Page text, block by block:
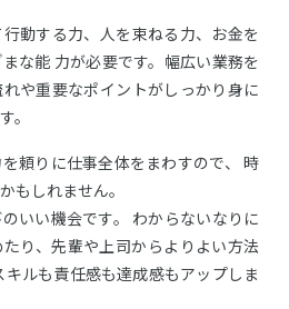
動する力、人を束ねる力、お金を
な能 力が必要です。幅広い業務を
や重要なポイントがしっかり身に
。
頼りに仕事全体をまわすので、
時
もしれません。
いい機会です。
わからないなりに
り、先輩や上司からよりよい方法
キルも責任感も達成感もアップしま